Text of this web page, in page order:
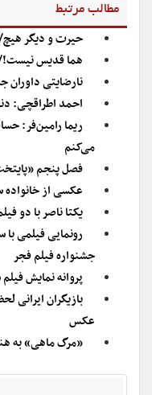
مطالب مرتبط
حیرت و دیگر
هما قدیس نیست!/
نارضایتی داوران
احمد اطراقچی:
ریما رامین‌فر:
می‌کنم
فصل پنجم
عکسی از خانواده
یکتا ناصر با دو
رونمایی فیلمی
جشنواره فیلم فجر
پروانه نمایش
بازیگران ایرانی
عکس
«مرگ ماهی» به